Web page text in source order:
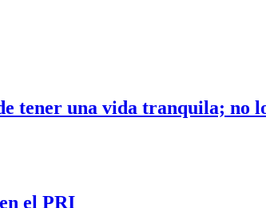
tener una vida tranquila; no
el PRI